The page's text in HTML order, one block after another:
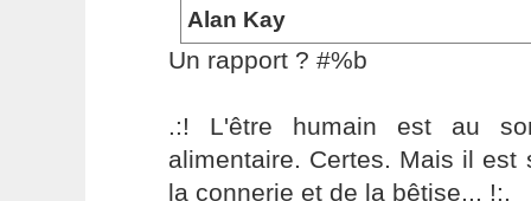
Alan Kay
Un rapport ? #%b
.:! L'être humain est au
alimentaire. Certes. Mais il est
la connerie et de la bêtise... !:.